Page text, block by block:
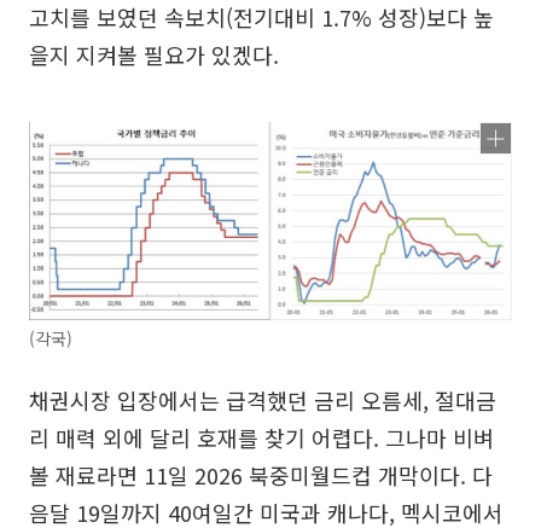
고치를 보였던 속보치(전기대비 1.7% 성장)보다 높
을지 지켜볼 필요가 있겠다.
(각국)
채권시장 입장에서는 급격했던 금리 오름세, 절대금
리 매력 외에 달리 호재를 찾기 어렵다. 그나마 비벼
볼 재료라면 11일 2026 북중미월드컵 개막이다. 다
음달 19일까지 40여일간 미국과 캐나다, 멕시코에서